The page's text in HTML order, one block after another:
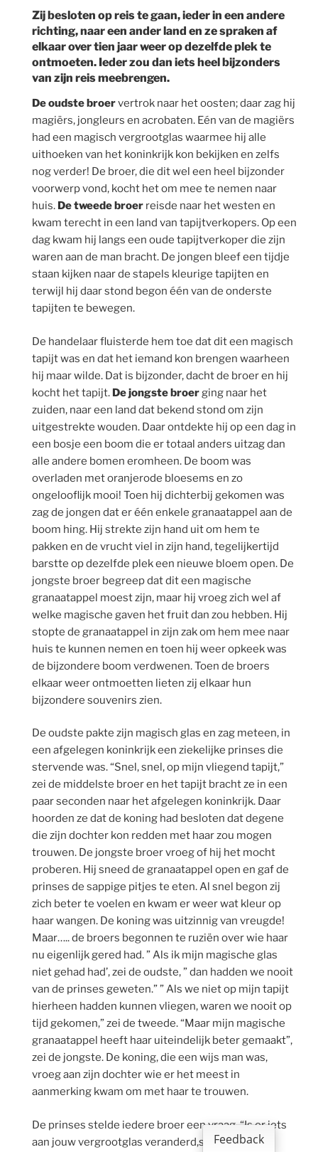
Zij besloten op reis te gaan, ieder in een andere
richting, naar een ander land en ze spraken af
elkaar over tien jaar weer op dezelfde plek te
ontmoeten. Ieder zou dan iets heel bijzonders
van zijn reis meebrengen.
De oudste broervertrok naar het oosten; daar zag hij
magiërs, jongleurs en acrobaten. Eén van de magiërs
had een magisch vergrootglas waarmee hij alle
uithoeken van het koninkrijk kon bekijken en zelfs
nog verder! De broer, die dit wel een heel bijzonder
voorwerp vond, kocht het om mee te nemen naar
huis. De tweede broer reisde naar het westen en
kwam terecht in een land van tapijtverkopers. Op een
dag kwam hij langs een oude tapijtverkoper die zijn
waren aan de man bracht. De jongen bleef een tijdje
staan kijken naar de stapels kleurige tapijten en
terwijl hij daar stond begon één van de onderste
tapijten te bewegen.
De handelaar fluisterde hem toe dat dit een magisch
tapijt was en dat het iemand kon brengen waarheen
hij maar wilde. Dat is bijzonder, dacht de broer en hij
kocht het tapijt. De jongste broerging naar het
zuiden, naar een land dat bekend stond om zijn
uitgestrekte wouden. Daar ontdekte hij op een dag in
een bosje een boom die er totaal anders uitzag dan
alle andere bomen eromheen. De boom was
overladen met oranjerode bloesems en zo
ongelooflijk mooi! Toen hij dichterbij gekomen was
zag de jongen dat er één enkele granaatappel aan de
boom hing. Hij strekte zijn hand uit om hem te
pakken en de vrucht viel in zijn hand, tegelijkertijd
barstte op dezelfde plek een nieuwe bloem open. De
jongste broer begreep dat dit een magische
granaatappel moest zijn, maar hij vroeg zich wel af
welke magische gaven het fruit dan zou hebben. Hij
stopte de granaatappel in zijn zak om hem mee naar
huis te kunnen nemen en toen hij weer opkeek was
de bijzondere boom verdwenen. Toen de broers
elkaar weer ontmoetten lieten zij elkaar hun
bijzondere souvenirs zien.
De oudste pakte zijn magisch glas en zag meteen, in
een afgelegen koninkrijk een ziekelijke prinses die
stervende was. “Snel, snel, op mijn vliegend tapijt,”
zei de middelste broer en het tapijt bracht ze in een
paar seconden naar het afgelegen koninkrijk. Daar
hoorden ze dat de koning had besloten dat degene
die zijn dochter kon redden met haar zou mogen
trouwen. De jongste broer vroeg of hij het mocht
proberen. Hij sneed de granaatappel open en gaf de
prinses de sappige pitjes te eten. Al snel begon zij
zich beter te voelen en kwam er weer wat kleur op
haar wangen. De koning was uitzinnig van vreugde!
Maar….. de broers begonnen te ruziën over wie haar
nu eigenlijk gered had. ” Als ik mijn magische glas
niet gehad had’, zei de oudste, ” dan hadden we nooit
van de prinses geweten.” ” Als we niet op mijn tapijt
hierheen hadden kunnen vliegen, waren we nooit op
tijd gekomen,” zei de tweede. “Maar mijn magische
granaatappel heeft haar uiteindelijk beter gemaakt”,
zei de jongste. De koning, die een wijs man was,
vroeg aan zijn dochter wie er het meest in
aanmerking kwam om met haar te trouwen.
De prinses stelde iedere broer een vraag. “Is er iets
aan jouw vergrootglas veranderd,sinds je hier
Feedback